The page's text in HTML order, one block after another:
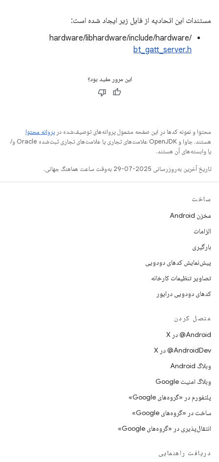
مستندات این اتحادیه از فایل زیر ایجاد شده است:
hardware/libhardware/include/hardware/
bt_gatt_server.h
این مرور مفید بود؟
محتوا و نمونه کدها در این صفحه مشمول پروانه‌های توصیف‌شده در پروانه محتوا
هستند. جاوا و OpenJDK علامت‌های تجاری یا علامت‌های تجاری ثبت‌شده Oracle و/
یا وابسته‌های آن هستند.
تاریخ آخرین به‌روزرسانی 2025-07-29 به‌وقت ساعت هماهنگ جهانی.
ساخت
مخزن Android
الزامات
بارگیری
پیش‌نمایش کدهای دودویی
تصاویر تنظیمات کارخانه
کدهای دودویی درایور
متصل کردن
‫‎@Android در X
‫‎@AndroidDev در X
وبلاگ Android
وبلاگ امنیت Google
پلتفورم در «گروه‌های Google»
ساخت در «گروه‌های Google»
انتقال‌پذیری در «گروه‌های Google»
دریافت راهنمایی